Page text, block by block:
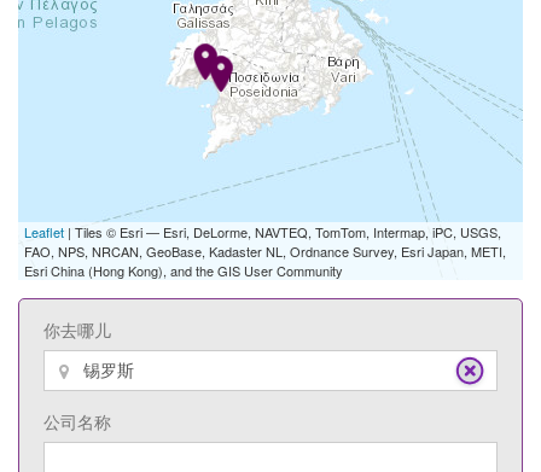
Leaflet | Tiles © Esri — Esri, DeLorme, NAVTEQ, TomTom, Intermap, iPC, USGS,
FAO, NPS, NRCAN, GeoBase, Kadaster NL, Ordnance Survey, Esri Japan, METI,
Esri China (Hong Kong), and the GIS User Community
你去哪儿
公司名称